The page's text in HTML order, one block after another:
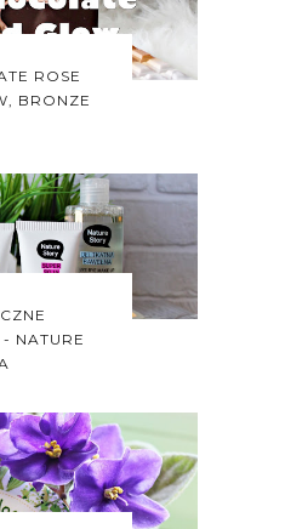
ROSE
BRONZE
NATURE